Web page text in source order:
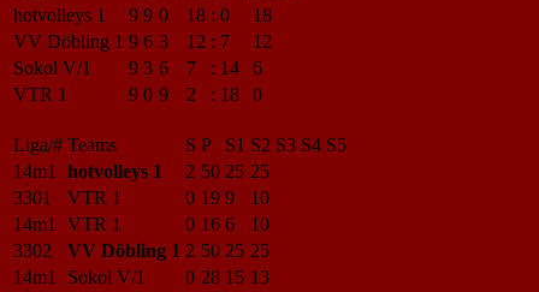
hotvolleys 1
9 9 0 18 : 0
18
VV Döbling 1 9 6 3 12 : 7
12
Sokol V/1
9 3 6 7 : 14
6
VTR 1
9 0 9 2 : 18 0
Liga/# Teams S P S1 S2 S3 S4 S5
14m1
hotvolleys 1 2 50 25 25
3301
VTR 1 0 19 9
10
14m1
VTR 1 0 16 6
10
3302
VV Döbling 1 2 50 25 25
14m1
Sokol V/1 0 28 15 13